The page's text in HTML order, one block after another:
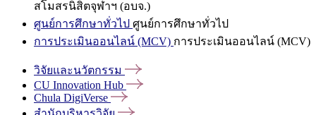
สโมสรนิสิตจุฬาฯ (อบจ.)
ศูนย์การศึกษาทั่วไป ศูนย์การศึกษาทั่วไป
การประเมินออนไลน์ (MCV) การประเมินออนไลน์ (MCV)
วิจัยและนวัตกรรม
CU Innovation Hub
Chula DigiVerse